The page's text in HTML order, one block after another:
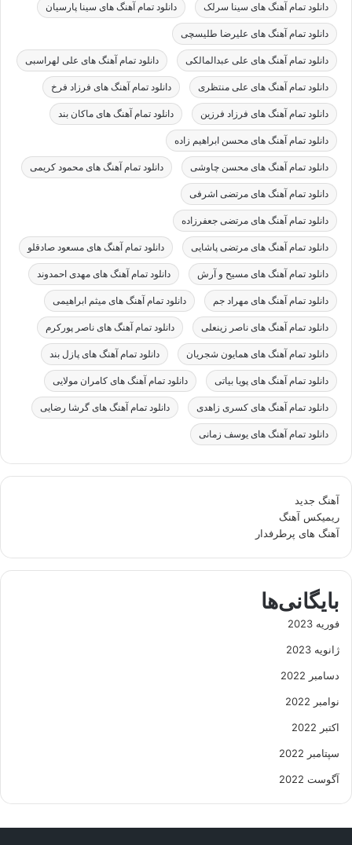
دانلود تمام آهنگ های سینا سرلک دانلود تمام آهنگ های سینا پارسیان
دانلود تمام آهنگ های علیرضا طلیسچی
دانلود تمام آهنگ های علی عبدالمالکی دانلود تمام آهنگ های علی لهراسبی
دانلود تمام آهنگ های علی منتظری دانلود تمام آهنگ های فرزاد فرخ
دانلود تمام آهنگ های فرزاد فرزین دانلود تمام آهنگ های ماکان بند
دانلود تمام آهنگ های محسن ابراهیم زاده
دانلود تمام آهنگ های محسن چاوشی دانلود تمام آهنگ های محمود کریمی
دانلود تمام آهنگ های مرتضی اشرفی
دانلود تمام آهنگ های مرتضی جعفرزاده
دانلود تمام آهنگ های مرتضی پاشایی دانلود تمام آهنگ های مسعود صادقلو
دانلود تمام آهنگ های مسیح و آرش دانلود تمام آهنگ های مهدی احمدوند
دانلود تمام آهنگ های مهراد جم دانلود تمام آهنگ های میثم ابراهیمی
دانلود تمام آهنگ های ناصر زینعلی دانلود تمام آهنگ های ناصر پورکرم
دانلود تمام آهنگ های همایون شجریان دانلود تمام آهنگ های پازل بند
دانلود تمام آهنگ های پویا بیاتی دانلود تمام آهنگ های کامران مولایی
دانلود تمام آهنگ های کسری زاهدی دانلود تمام آهنگ های گرشا رضایی
دانلود تمام آهنگ های یوسف زمانی
آهنگ جدید
ریمیکس آهنگ
آهنگ های پرطرفدار
بایگانی‌ها
فوریه 2023
ژانویه 2023
دسامبر 2022
نوامبر 2022
اکتبر 2022
سپتامبر 2022
آگوست 2022